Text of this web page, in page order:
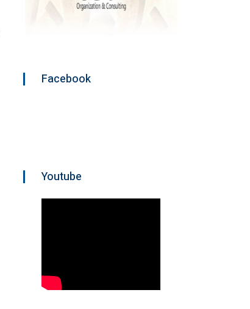
Facebook
Youtube